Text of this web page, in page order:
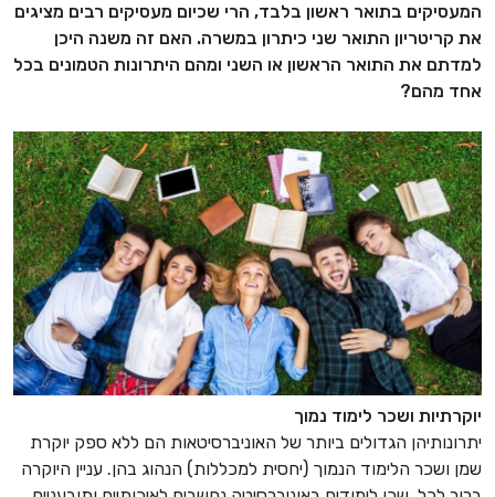
המעסיקים בתואר ראשון בלבד, הרי שכיום מעסיקים רבים מציגים
את קריטריון התואר שני כיתרון במשרה. האם זה משנה היכן
למדתם את התואר הראשון או השני ומהם היתרונות הטמונים בכל
אחד מהם?
יוקרתיות ושכר לימוד נמוך
יתרונותיהן הגדולים ביותר של האוניברסיטאות הם ללא ספק יוקרת
שמן ושכר הלימוד הנמוך (יחסית למכללות) הנהוג בהן. עניין היוקרה